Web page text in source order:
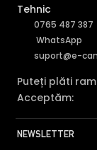
Tehnic
0765 487 387
WhatsApp
suport@e-
Puteți plăti
Acceptăm:
NEWSLETTER